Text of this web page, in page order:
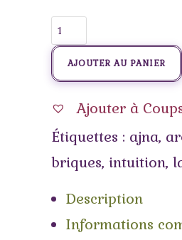
AJOUTER AU PANIER
Ajouter à
Étiquettes : ajna,
briques, intuition,
Description
Informations